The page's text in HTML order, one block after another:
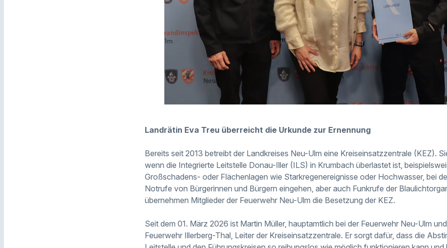
Landrätin Eva Treu überreicht die Urkunde zur Ernennung
Bereits seit 2013 betreibt der Landkreises Neu-Ulm eine Kreiseinsatzzentrale (KEZ).
wenn die Integrierte Leitstelle Donau-Iller (ILS) in Krumbach überlastet ist,
Großschadens- oder Flächenlagen wie Starkregenereignisse oder Hochwasser, bei
Notrufe von Bürgerinnen und Bürgern eingehen, aber auch Funkrufe der
übernehmen Mitglieder der Feuerwehr Neu-Ulm die Besetzung der KEZ.
Seit dem 01. März 2026 ist Martin Müller, hauptamtlich bei der Feuerwehr Neu-Ulm
Feuerwehr Illerberg-Thal, Leiter der Kreiseinsatzzentrale. Er sorgt dafür, dass die